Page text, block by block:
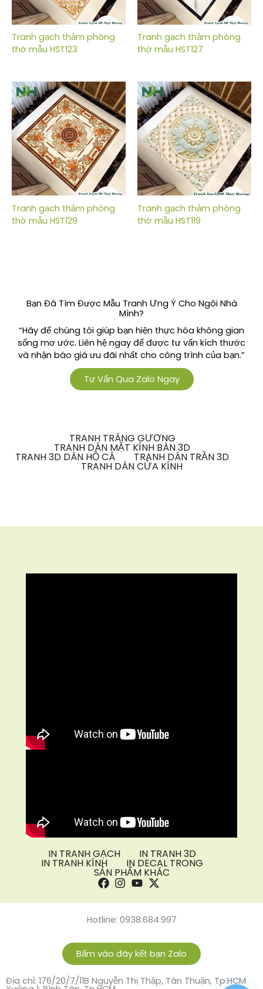
Tranh gạch thảm phòng
thờ mẫu HST123
Tranh gạch thảm phòng
thờ mẫu HST127
Tranh gạch thảm phòng
thờ mẫu HST129
Tranh gạch thảm phòng
thờ mẫu HST119
Bạn Đã Tìm Được Mẫu Tranh Ưng Ý Cho Ngôi Nhà
Mình?
“Hãy để chúng tôi giúp bạn hiện thực hóa không gian
sống mơ ước. Liên hệ ngay để được tư vấn kích thước
và nhận báo giá ưu đãi nhất cho công trình của bạn.”
Tư Vấn Qua Zalo Ngay
TRANH TRÁNG GƯƠNG
TRANH DÁN MẶT KÍNH BÀN 3D
TRANH 3D DÁN HỒ CÁ TRANH DÁN TRẦN 3D
TRANH DÁN CỬA KÍNH
IN TRANH GẠCH IN TRANH 3D
IN TRANH KÍNH IN DECAL TRONG
SẢN PHẨM KHÁC
Hotline: 0938.684.997
Bấm vào đây kết bạn Zalo
Địa chỉ: 176/20/7/11B Nguyễn Thị Thập, Tân Thuận, Tp.HCM